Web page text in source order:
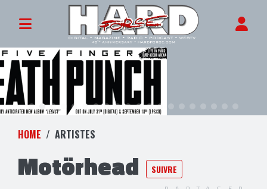
HOME ARTISTES
Motörhead SUIVRE